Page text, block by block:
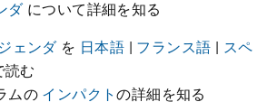
ダについて詳細を知る
ェンダを 日本語 | フランス語 | スペ
読む
ムの インパクトの詳細を知る